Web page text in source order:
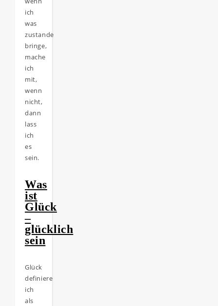
ich
was
zustande
bringe,
mache
ich
mit,
wenn
nicht,
dann
lass
ich
es
sein.
Was
ist
Glück
–
glücklich
sein
Glück
definiere
ich
als